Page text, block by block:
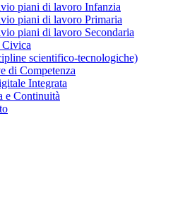
piani di lavoro Infanzia
piani di lavoro Primaria
piani di lavoro Secondaria
Civica
scientifico-tecnologiche)
di Competenza
Integrata
e Continuità